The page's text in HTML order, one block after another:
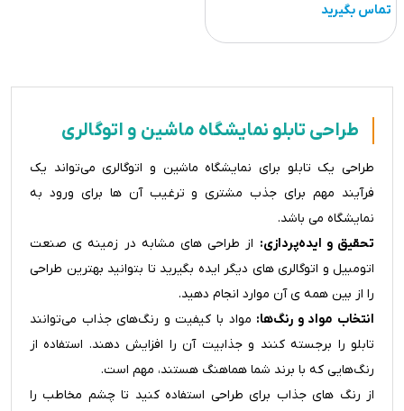
تماس بگیرید
طراحی تابلو نمایشگاه ماشین و اتوگالری
طراحی یک تابلو برای نمایشگاه ماشین و اتوگالری می‌تواند یک
فرآیند مهم برای جذب مشتری و ترغیب آن ها برای ورود به
نمایشگاه می باشد.
تحقیق و ایده‌پردازی: از طراحی های مشابه در زمینه ی صنعت
اتومبیل و اتوگالری های دیگر ایده بگیرید تا بتوانید بهترین طراحی
را از بین همه ی آن موارد انجام دهید.
انتخاب مواد و رنگ‌ها: مواد با کیفیت و رنگ‌های جذاب می‌توانند
تابلو را برجسته کنند و جذابیت آن را افزایش دهند. استفاده از
رنگ‌هایی که با برند شما هماهنگ هستند، مهم است.
از رنگ های جذاب برای طراحی استفاده کنید تا چشم مخاطب را